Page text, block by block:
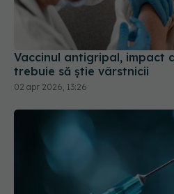
Vaccinul antigripal, impact
trebuie să știe vârstnicii
02 apr 2026, 13:26